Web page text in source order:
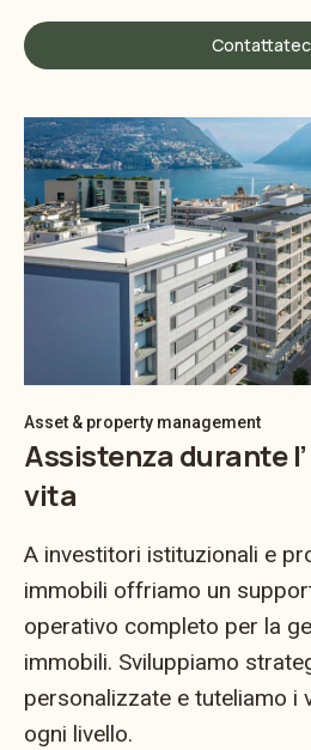
Asset & property management
Assistenza durante
vita
A investitori istituzionali e
immobili offriamo un
operativo completo per la
immobili. Sviluppiamo
personalizzate e tuteliamo i
ogni livello.